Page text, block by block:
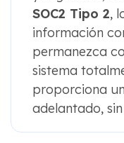
SOC2 Tipo 2,
información
permanezca
sistema
proporciona
adelantado,